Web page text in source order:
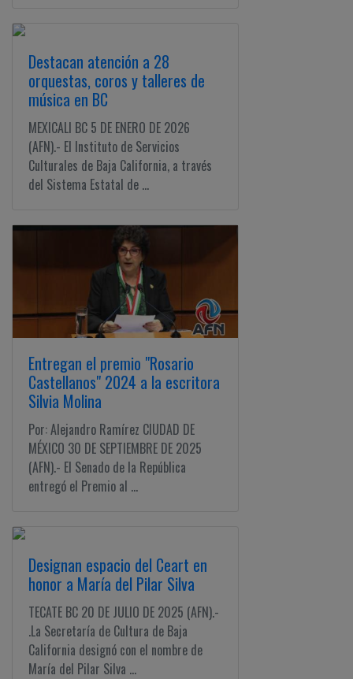
Destacan atención a 28
orquestas, coros y talleres de
música en BC
MEXICALI BC 5 DE ENERO DE 2026
(AFN).- El Instituto de Servicios
Culturales de Baja California, a través
del Sistema Estatal de ...
Entregan el premio "Rosario
Castellanos" 2024 a la escritora
Silvia Molina
Por: Alejandro Ramírez CIUDAD DE
MÉXICO 30 DE SEPTIEMBRE DE 2025
(AFN).- El Senado de la República
entregó el Premio al ...
Designan espacio del Ceart en
honor a María del Pilar Silva
TECATE BC 20 DE JULIO DE 2025 (AFN).-
.La Secretaría de Cultura de Baja
California designó con el nombre de
María del Pilar Silva ...